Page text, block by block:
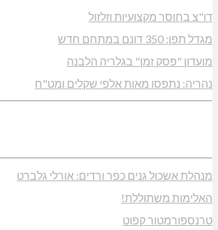
דו"צ בחוסר מקצועיות וזלזול
מגדל תפן: 350 דונם במתחם חדש
מועדון "פסק זמן" בגלריה הלבנה
נהריה: נתפסו מאות אלפי שקלים ומט"ח
מנהלת אשכול גנים כפר ורדים: אורלי גלברט
האלימות משתוללת!
טרנספורמטור קפוט